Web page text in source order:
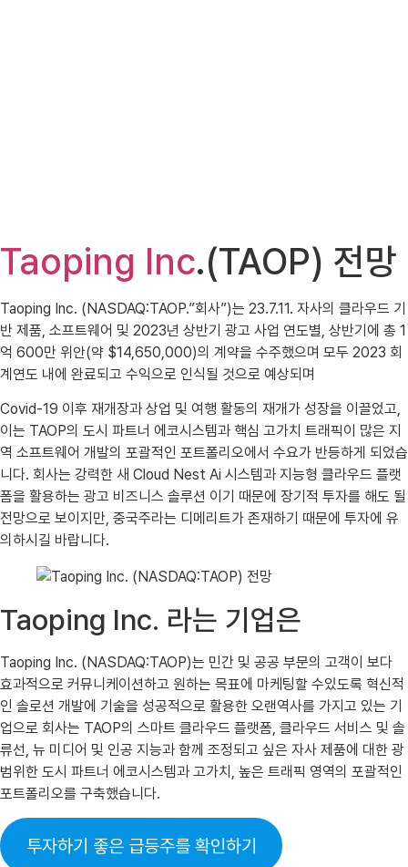
Taoping Inc.(TAOP) 전망
Taoping Inc. (NASDAQ:TAOP.”회사”)는 23.7.11. 자사의 클라우드 기
반 제품, 소프트웨어 및 2023년 상반기 광고 사업 연도별, 상반기에 총 1
억 600만 위안(약 $14,650,000)의 계약을 수주했으며 모두 2023 회
계연도 내에 완료되고 수익으로 인식될 것으로 예상되며
Covid-19 이후 재개장과 상업 및 여행 활동의 재개가 성장을 이끌었고,
이는 TAOP의 도시 파트너 에코시스템과 핵심 고가치 트래픽이 많은 지
역 소프트웨어 개발의 포괄적인 포트폴리오에서 수요가 반등하게 되었습
니다. 회사는 강력한 새 Cloud Nest Ai 시스템과 지능형 클라우드 플랫
폼을 활용하는 광고 비즈니스 솔루션 이기 때문에 장기적 투자를 해도 될
전망으로 보이지만, 중국주라는 디메리트가 존재하기 때문에 투자에 유
의하시길 바랍니다.
Taoping Inc. 라는 기업은
Taoping Inc. (NASDAQ:TAOP)는 민간 및 공공 부문의 고객이 보다
효과적으로 커뮤니케이션하고 원하는 목표에 마케팅할 수있도록 혁신적
인 솔로션 개발에 기술을 성공적으로 활용한 오랜역사를 가지고 있는 기
업으로 회사는 TAOP의 스마트 클라우드 플랫폼, 클라우드 서비스 및 솔
류선, 뉴 미디어 및 인공 지능과 함께 조정되고 싶은 자사 제품에 대한 광
범위한 도시 파트너 에코시스템과 고가치, 높은 트래픽 영역의 포괄적인
포트폴리오를 구축했습니다.
투자하기 좋은 급등주를 확인하기